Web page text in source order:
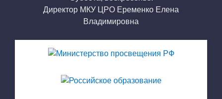
Директор МКУ ЦРО Еременко Елена
Владимировна